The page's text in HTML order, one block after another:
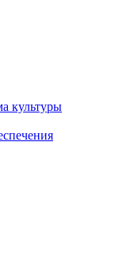
культуры